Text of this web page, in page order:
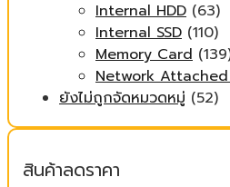
Internal HDD (63)
Internal SSD (110)
Memory Card
Network Attached
ยังไม่ถูกจัดหมวดหมู่ (52)
สินค้าลดราคา